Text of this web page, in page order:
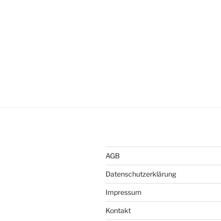
AGB
Datenschutzerklärung
Impressum
Kontakt